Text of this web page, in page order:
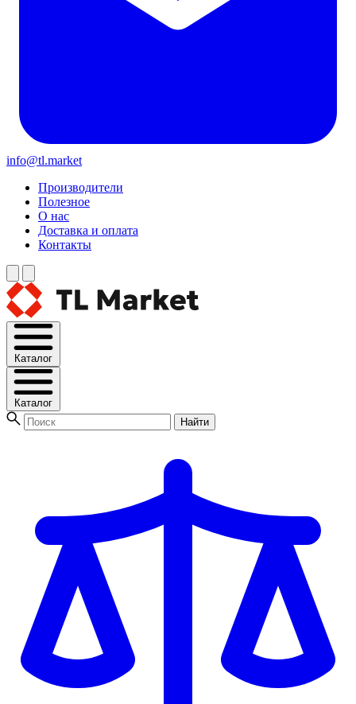
info@tl.market
Производители
Полезное
О нас
Доставка и оплата
Контакты
Каталог
Каталог
Найти